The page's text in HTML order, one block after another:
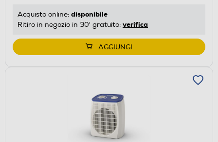
Acquisto online: disponibile
Ritiro in negozio in 30' gratuito: verifica
AGGIUNGI